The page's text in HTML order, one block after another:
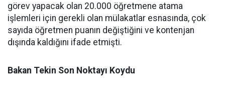
görev yapacak olan 20.000 öğretmene atama
işlemleri için gerekli olan mülakatlar esnasında, çok
sayıda öğretmen puanın değiştiğini ve kontenjan
dışında kaldığını ifade etmişti.
Bakan Tekin Son Noktayı Koydu